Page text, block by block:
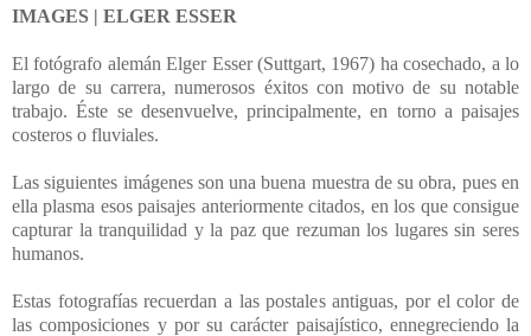
IMAGES | ELGER ESSER
El fotógrafo alemán Elger Esser (Suttgart, 1967) ha cosechado, a lo
largo de su carrera, numerosos éxitos con motivo de su notable
trabajo. Éste se desenvuelve, principalmente, en torno a paisajes
costeros o fluviales.
Las siguientes imágenes son una buena muestra de su obra, pues en
ella plasma esos paisajes anteriormente citados, en los que consigue
capturar la tranquilidad y la paz que rezuman los lugares sin seres
humanos.
Estas fotografías recuerdan a las postales antiguas, por el color de
las composiciones y por su carácter paisajístico, ennegreciendo la